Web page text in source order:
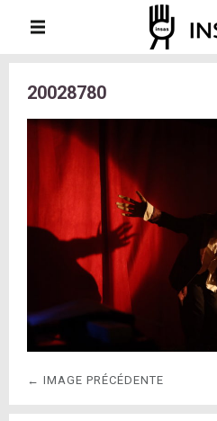
20028780
← IMAGE PRÉCÉDENTE